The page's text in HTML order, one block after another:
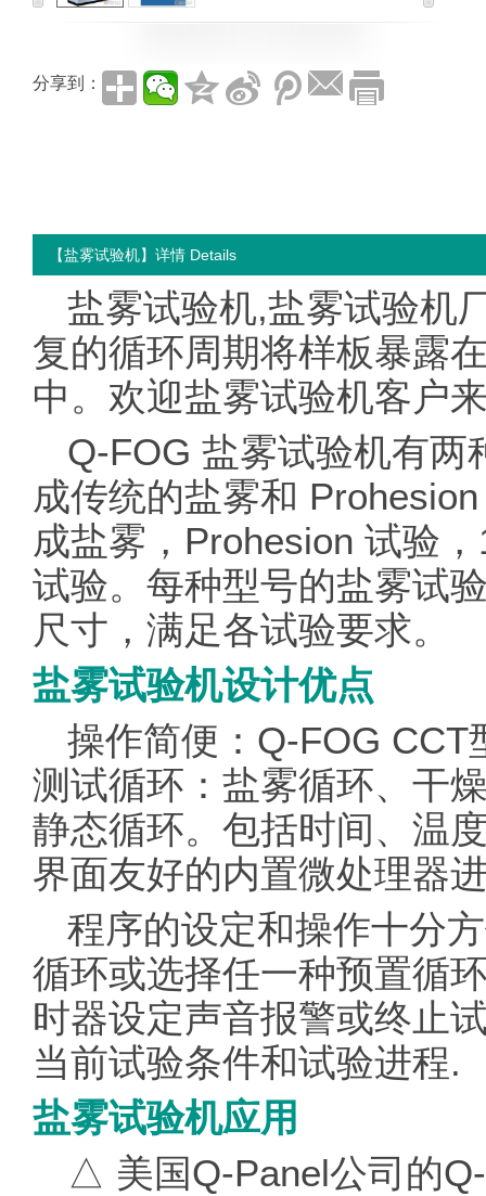
分享到：
【盐雾试验机】详情 Details
盐雾试验机,盐雾试验机
复的循环周期将样板暴露
中。欢迎盐雾试验机客户
Q-FOG 盐雾试验机有两
成传统的盐雾和
成盐雾，Prohesion 试验
试验。每种型号的盐雾试
尺寸，满足各试验要求。
盐雾试验机设计优点
操作简便：Q-FOG
测试循环：盐雾循环、干
静态循环。包括时间、温
界面友好的内置微处理器
程序的设定和操作十分
循环或选择任一种预置循
时器设定声音报警或终止
当前试验条件和试验进程.
盐雾试验机应用
△ 美国Q-Panel公司的